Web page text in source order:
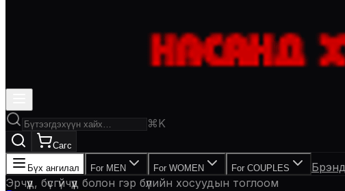
⌘K
Сагс
Бүх ангилал For MEN For WOMEN For COUPLES Брэнд
Эрчүүд, бүсгүйчүүд болон гэр бүлийн хосуудын тоглоом